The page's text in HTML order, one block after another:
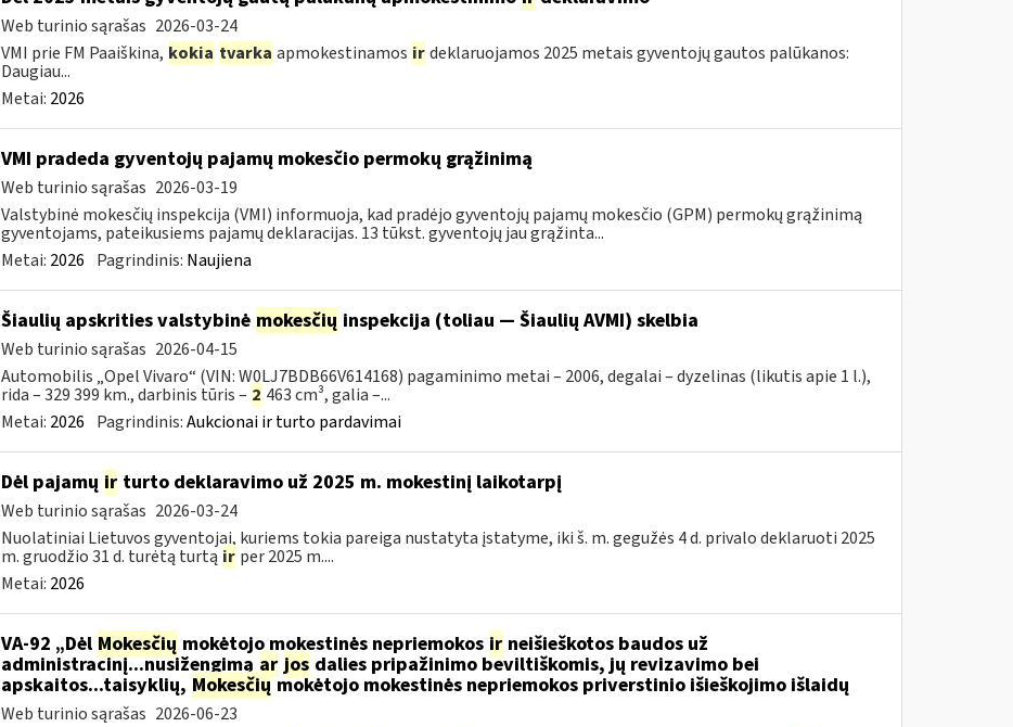
Web turinio sąrašas 2026-03-24
VMI prie FM Paaiškina, kokia tvarka apmokestinamos ir deklaruojamos 2025 metais gyventojų gautos palūkanos:
Daugiau...
Metai: 2026
VMI pradeda gyventojų pajamų mokesčio permokų grąžinimą
Web turinio sąrašas 2026-03-19
Valstybinė mokesčių inspekcija (VMI) informuoja, kad pradėjo gyventojų pajamų mokesčio (GPM) permokų grąžinimą
gyventojams, pateikusiems pajamų deklaracijas. 13 tūkst. gyventojų jau grąžinta...
Metai: 2026 Pagrindinis: Naujiena
Šiaulių apskrities valstybinė mokesčių inspekcija (toliau — Šiaulių AVMI) skelbia
Web turinio sąrašas 2026-04-15
Automobilis „Opel Vivaro“ (VIN: W0LJ7BDB66V614168) pagaminimo metai – 2006, degalai – dyzelinas (likutis apie 1 l.),
rida – 329 399 km., darbinis tūris – 2 463 cm³, galia –...
Metai: 2026 Pagrindinis:Aukcionai ir turto pardavimai
Dėl pajamų irturto deklaravimo už 2025 m. mokestinį laikotarpį
Web turinio sąrašas 2026-03-24
Nuolatiniai Lietuvos gyventojai, kuriems tokia pareiga nustatyta įstatyme, iki š. m. gegužės 4 d. privalo deklaruoti 2025
m. gruodžio 31 d. turėtą turtą ir per 2025 m....
Metai: 2026
VA-92 „Dėl Mokesčių mokėtojo mokestinės nepriemokos irneišieškotos baudos už
administracinį...nusižengimąar jos dalies pripažinimo beviltiškomis, jų revizavimo bei
apskaitos...taisyklių, Mokesčiųmokėtojo mokestinės nepriemokos priverstinio išieškojimo išlaidų
Web turinio sąrašas 2026-06-23